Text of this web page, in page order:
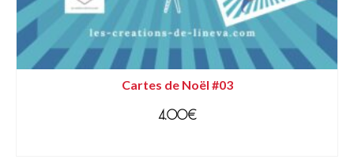
Cartes de Noël #03
4.00€